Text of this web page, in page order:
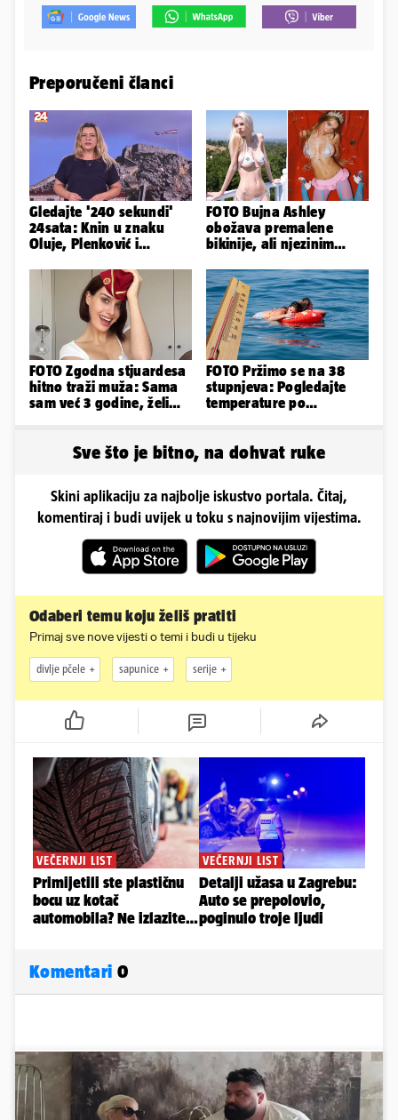
Preporučeni članci
Gledajte '240 sekundi'
24sata: Knin u znaku
Oluje, Plenković i
FOTO Bujna Ashley
obožava premalene
bikinije, ali njezinim
smeta
FOTO Zgodna stjuardesa
hitno traži muža: Sama
sam već 3 godine, želim
FOTO Pržimo se na 38
stupnjeva: Pogledajte
temperature po
Sve što je bitno, na dohvat ruke
Skini aplikaciju za najbolje iskustvo portala. Čitaj,
komentiraj i budi uvijek u toku s najnovijim vijestima.
Odaberi temu koju želiš pratiti
Primaj sve nove vijesti o temi i budi u tijeku
divlje pčele sapunice serije
Komentari 0